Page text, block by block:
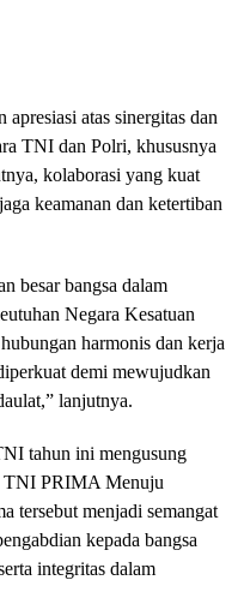
atas sinergitas dan
TNI dan Polri, khususnya
kolaborasi yang kuat
keamanan dan ketertiban
besar bangsa dalam
Negara Kesatuan
harmonis dan kerja
demi mewujudkan
lanjutnya.
tahun ini mengusung
TNI PRIMA Menuju
tersebut menjadi semangat
kepada bangsa
integritas dalam